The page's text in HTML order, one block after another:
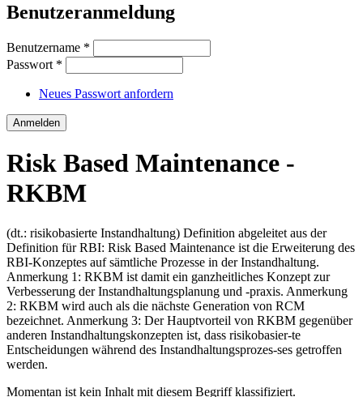
Benutzeranmeldung
Benutzername *
Passwort *
Neues Passwort anfordern
Risk Based Maintenance -
RKBM
(dt.: risikobasierte Instandhaltung) Definition abgeleitet aus der
Definition für RBI: Risk Based Maintenance ist die Erweiterung des
RBI-Konzeptes auf sämtliche Prozesse in der Instandhaltung.
Anmerkung 1: RKBM ist damit ein ganzheitliches Konzept zur
Verbesserung der Instandhaltungsplanung und -praxis. Anmerkung
2: RKBM wird auch als die nächste Generation von RCM
bezeichnet. Anmerkung 3: Der Hauptvorteil von RKBM gegenüber
anderen Instandhaltungskonzepten ist, dass risikobasier-te
Entscheidungen während des Instandhaltungsprozes-ses getroffen
werden.
Momentan ist kein Inhalt mit diesem Begriff klassifiziert.